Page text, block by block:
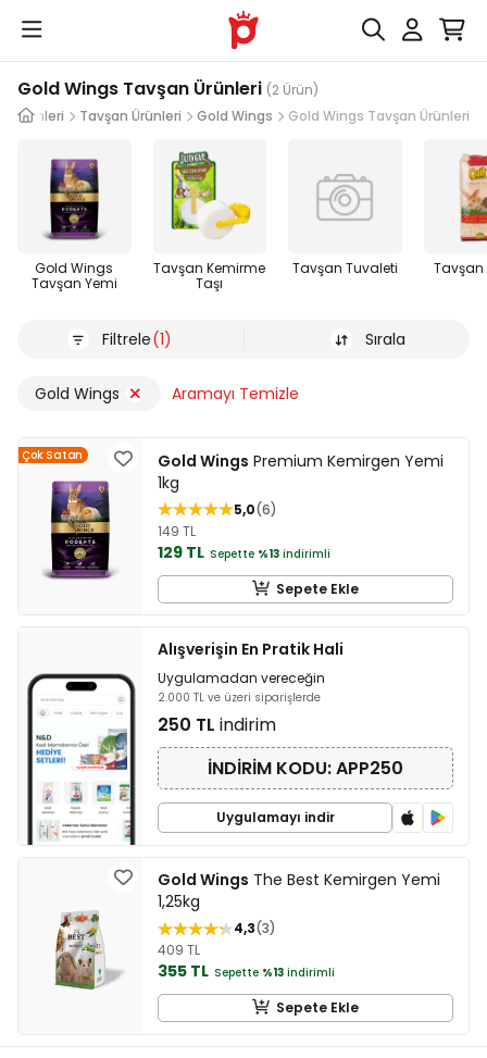
Gold Wings Tavşan Ürünleri (2 Ürün)
Ürünleri
Tavşan Ürünleri Gold Wings Gold Wings Tavşan Ürünleri
Gold Wings
Tavşan Yemi
Tavşan Kemirme
Taşı
Tavşan Tuvaleti Tavşan
Filtrele(1) Sırala
Gold Wings Aramayı Temizle
Çok Satan Gold Wings Premium Kemirgen Yemi
1kg
5,0 6
149 TL
129 TL Sepette %13 indirimli
Sepete Ekle
Alışverişin En Pratik Hali
Uygulamadan vereceğin
2.000 TL ve üzeri siparişlerde
250 TL indirim
İNDİRİM KODU: APP250
Uygulamayı indir
Gold Wings The Best Kemirgen Yemi
1,25kg
4,3 3
409 TL
355 TL Sepette %13 indirimli
Sepete Ekle